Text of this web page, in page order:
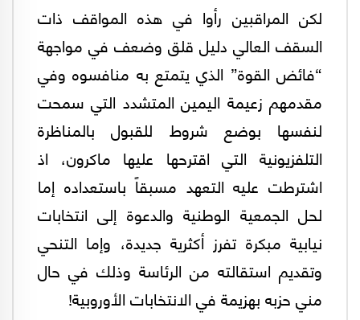
لكن المراقبين رأوا في هذه المواقف ذات
السقف العالي دليل قلق وضعف في مواجهة
“فائض القوة” الذي يتمتع به منافسوه وفي
مقدمهم زعيمة اليمين المتشدد التي سمحت
لنفسها بوضع شروط للقبول بالمناظرة
التلفزيونية التي اقترحها عليها ماكرون، اذ
اشترطت عليه التعهد مسبقاً باستعداده إما
لحل الجمعية الوطنية والدعوة إلى انتخابات
نيابية مبكرة تفرز أكثرية جديدة، وإما التنحي
وتقديم استقالته من الرئاسة وذلك في حال
مني حزبه بهزيمة في الانتخابات الأوروبية!